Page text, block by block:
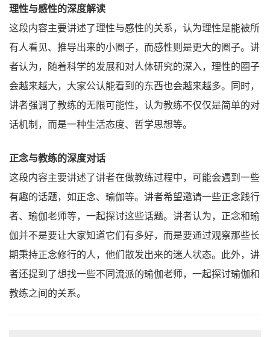
理性与感性的深度解读
这段内容主要讲述了理性与感性的关系，认为理性是能被所
有人看见、推导出来的小圈子，而感性则是更大的圈子。讲
者认为，随着科学的发展和对人体研究的深入，理性的圈子
会越来越大，大家公认能看到的东西也会越来越多。同时，
讲者强调了教练的无限可能性，认为教练不仅仅是简单的对
话机制，而是一种生活态度、哲学思想等。
正念与教练的深度对话
这段内容主要讲述了讲者在做教练过程中，可能会遇到一些
有趣的话题，如正念、瑜伽等。讲者希望邀请一些正念践行
者、瑜伽老师等，一起探讨这些话题。讲者认为，正念和瑜
伽并不是要让大家知道它们有多好，而是要通过观察那些长
期秉持正念修行的人，他们散发出来的迷人状态。此外，讲
者还提到了想找一些不同流派的瑜伽老师，一起探讨瑜伽和
教练之间的关系。